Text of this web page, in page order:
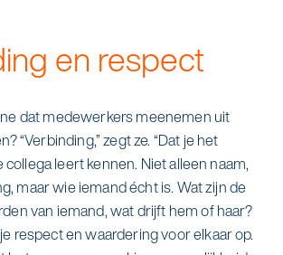
en respect
dat medewerkers meenemen uit
“Verbinding,” zegt ze. “Dat je het
leert kennen. Niet alleen naam,
maar wie iemand écht is. Wat zijn de
van iemand, wat drijft hem of haar?
respect en waardering voor elkaar op.